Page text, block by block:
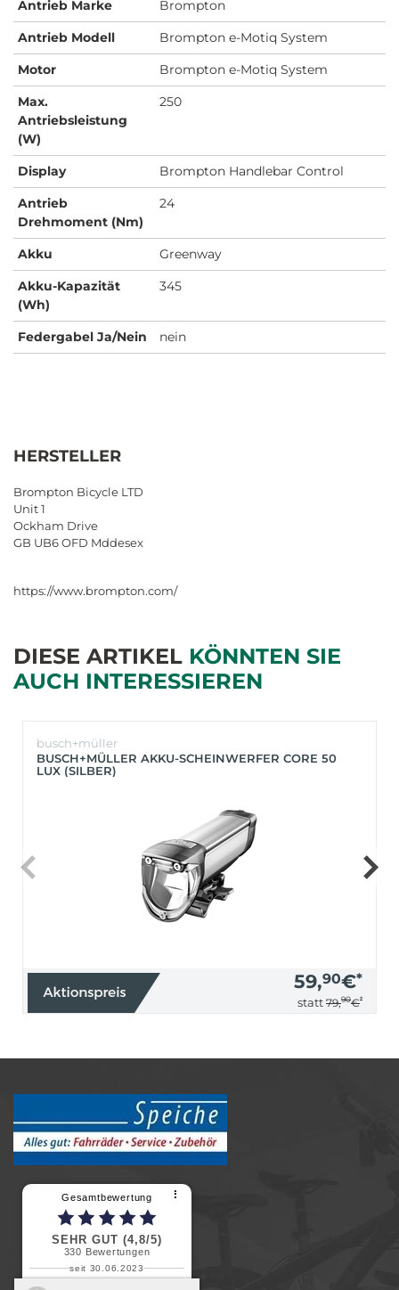
Antrieb Marke
Brompton
Antrieb Modell
Brompton e-Motiq System
Motor
Brompton e-Motiq System
Max.
Antriebsleistung
(W)
250
Display
Brompton Handlebar Control
Antrieb
Drehmoment (Nm)
24
Akku
Greenway
Akku-Kapazität
(Wh)
345
Federgabel Ja/Nein nein
HERSTELLER
Brompton Bicycle LTD
Unit 1
Ockham Drive
GB UB6 OFD Mddesex
https://www.brompton.com/
DIESE ARTIKEL KÖNNTEN SIE
AUCH INTERESSIEREN
busch+müller
BUSCH+MÜLLER AKKU-SCHEINWERFER CORE 50
LUX (SILBER)
59,90€*
statt 79,90€*
Gesamtbewertung ⠇
SEHR GUT (4,8/5)
330 Bewertungen
seit 30.06.2023